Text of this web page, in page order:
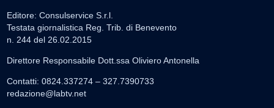
Editore: Consulservice S.r.l.
Testata giornalistica Reg. Trib. di Benevento
n. 244 del 26.02.2015
Direttore Responsabile Dott.ssa Oliviero Antonella
Contatti: 0824.337274 – 327.7390733
redazione@labtv.net